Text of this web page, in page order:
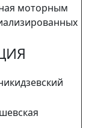
моторным